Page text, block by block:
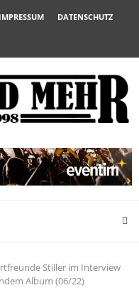
IMPRESSUM DATENSCHUTZ
Stiller im Interview
Album (06/22)